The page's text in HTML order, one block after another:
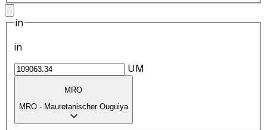
in
in
UM
MRO
MRO - Mauretanischer Ouguiya